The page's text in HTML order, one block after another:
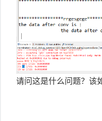
请问这是什么问题？该